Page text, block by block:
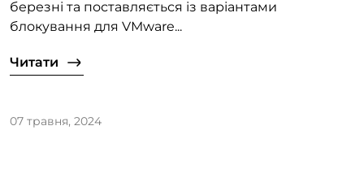
березні та поставляється із варіантами
блокування для VMware...
Читати
07 травня, 2024